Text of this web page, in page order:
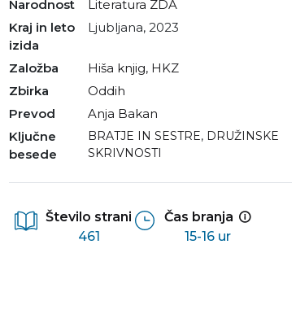
Narodnost
literatura ZDA
Kraj in leto
izida
Ljubljana, 2023
Založba
Hiša knjig, HKZ
Zbirka
Oddih
Prevod
Anja Bakan
Ključne
besede
BRATJE IN SESTRE, DRUŽINSKE
SKRIVNOSTI
Število strani
461
Čas branja
15-16 ur